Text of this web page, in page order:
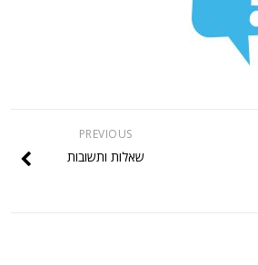
PREVIOUS
שאלות ותשובות